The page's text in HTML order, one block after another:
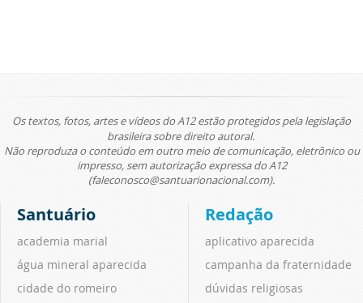
Os textos, fotos, artes e vídeos do A12 estão protegidos pela legislação
brasileira sobre direito autoral.
Não reproduza o conteúdo em outro meio de comunicação, eletrônico ou
impresso, sem autorização expressa do A12
(faleconosco@santuarionacional.com).
Santuário
academia marial
água mineral aparecida
cidade do romeiro
Redação
aplicativo aparecida
campanha da fraternidade
dúvidas religiosas